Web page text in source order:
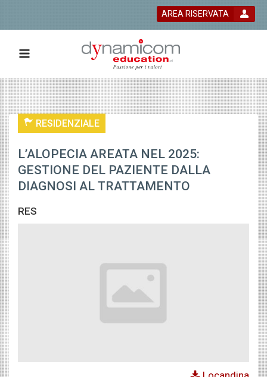
bla
AREA RISERVATA
RESIDENZIALE
L’ALOPECIA AREATA NEL 2025:
GESTIONE DEL PAZIENTE DALLA
DIAGNOSI AL TRATTAMENTO
RES